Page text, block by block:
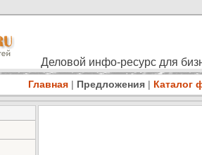
Деловой инфо-ресурс для
Главная | Предложения | Каталог